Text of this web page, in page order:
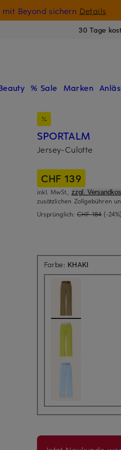
Beyond sichern Details
30 Tage
% Sale Marken
SPORTALM
Jersey-Culotte
CHF 139
inkl. MwSt., zzgl.
zusätzlichen Zollgebühren
Ursprünglich: CHF 184 (-24%)
Farbe: KHAKI